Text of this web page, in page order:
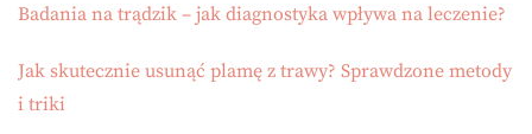
Badania na trądzik – jak diagnostyka wpływa na leczenie?
Jak skutecznie usunąć plamę z trawy? Sprawdzone metody
i triki